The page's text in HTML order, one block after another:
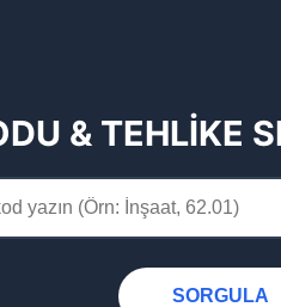
& TEHLİKE
SORGULA